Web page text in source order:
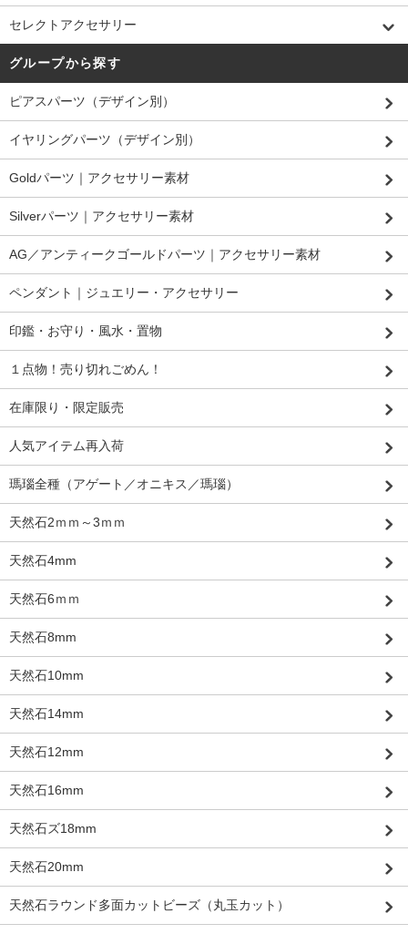
セレクトアクセサリー
グループから探す
ピアスパーツ（デザイン別）
イヤリングパーツ（デザイン別）
Goldパーツ｜アクセサリー素材
Silverパーツ｜アクセサリー素材
AG／アンティークゴールドパーツ｜アクセサリー素材
ペンダント｜ジュエリー・アクセサリー
印鑑・お守り・風水・置物
１点物！売り切れごめん！
在庫限り・限定販売
人気アイテム再入荷
瑪瑙全種（アゲート／オニキス／瑪瑙）
天然石2ｍｍ～3ｍｍ
天然石4mm
天然石6ｍｍ
天然石8mm
天然石10mm
天然石14mm
天然石12mm
天然石16mm
天然石ズ18mm
天然石20mm
天然石ラウンド多面カットビーズ（丸玉カット）